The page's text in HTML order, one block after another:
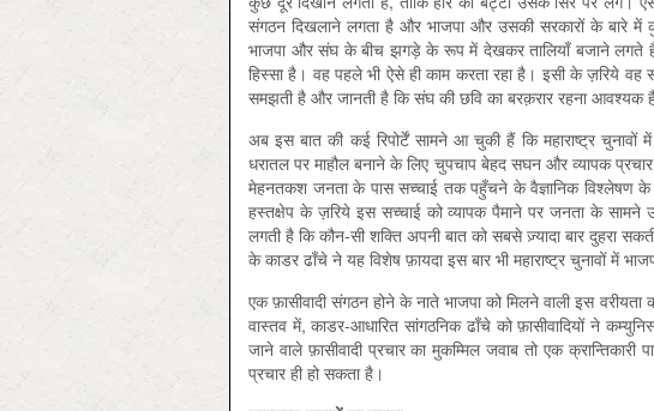
संगठन दिखलाने लगता है और भाजपा और उसकी सरकारों के बारे में
भाजपा और संघ के बीच झगड़े के रूप में देखकर तालियाँ बजाने लगते
हिस्सा है। वह पहले भी ऐसे ही काम करता रहा है। इसी के ज़रिये
समझती है और जानती है कि संघ की छवि का बरक़रार रहना आवश्यक
अब इस बात की कई रिपोर्टें सामने आ चुकी हैं कि महाराष्ट्र
धरातल पर माहौल बनाने के लिए चुपचाप बेहद सघन और व्यापक
मेहनतकश जनता के पास सच्चाई तक पहुँचने के वैज्ञानिक विश्लेषण के
हस्तक्षेप के ज़रिये इस सच्चाई को व्यापक पैमाने पर जनता के सामने
लगती है कि कौन-सी शक्ति अपनी बात को सबसे ज़्यादा बार दुहरा
के काडर ढाँचे ने यह विशेष फ़ायदा इस बार भी महाराष्ट्र चुनावों में
एक फ़ासीवादी संगठन होने के नाते भाजपा को मिलने वाली इस वरीयता
वास्तव में, काडर-आधारित सांगठनिक ढाँचे को फ़ासीवादियों ने
जाने वाले फ़ासीवादी प्रचार का मुकम्मिल जवाब तो एक क्रान्तिकारी
प्रचार ही हो सकता है।